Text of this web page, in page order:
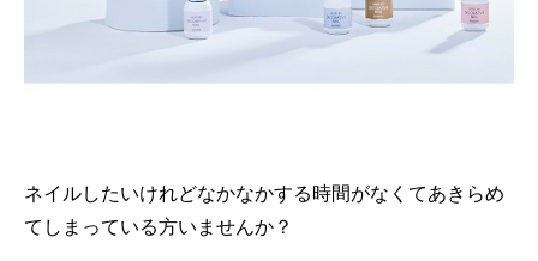
ネイルしたいけれどなかなかする時間がなくてあきらめ
てしまっている方いませんか？